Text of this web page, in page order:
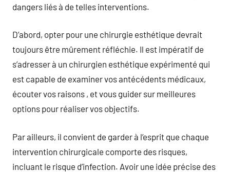
dangers liés à de telles interventions.
D’abord, opter pour une chirurgie esthétique devrait
toujours être mûrement réfléchie. Il est impératif de
s’adresser à un chirurgien esthétique expérimenté qui
est capable de examiner vos antécédents médicaux,
écouter vos raisons , et vous guider sur meilleures
options pour réaliser vos objectifs.
Par ailleurs, il convient de garder à l’esprit que chaque
intervention chirurgicale comporte des risques,
incluant le risque d’infection. Avoir une idée précise des